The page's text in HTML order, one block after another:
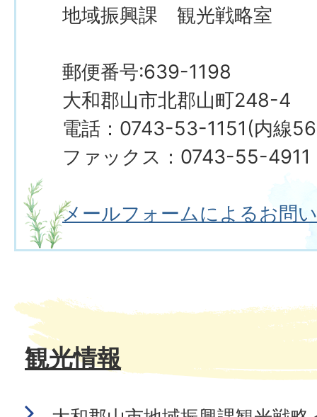
地域振興課 観光戦略室
郵便番号:639-1198
大和郡山市北郡山町248-4
電話：0743-53-1151(内線
ファックス：0743-55-4911
メールフォームによるお問
観光情報